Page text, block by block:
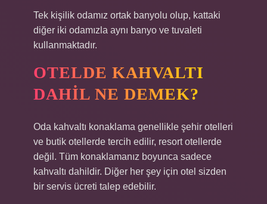
Tek kişilik odamız ortak banyolu olup, kattaki
diğer iki odamızla aynı banyo ve tuvaleti
kullanmaktadır.
OTELDE KAHVALTI
DAHIL NE DEMEK?
Oda kahvaltı konaklama genellikle şehir otelleri
ve butik otellerde tercih edilir, resort otellerde
değil. Tüm konaklamanız boyunca sadece
kahvaltı dahildir. Diğer her şey için otel sizden
bir servis ücreti talep edebilir.